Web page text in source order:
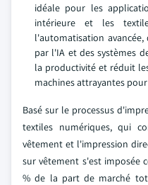
idéale pour les
intérieure et les
l'automatisation
par l'IA et des systèmes
la productivité et réduit
machines attrayantes
Basé sur le processus
textiles numériques, qui
vêtement et l'impression
sur vêtement s'est imposée
% de la part de marché